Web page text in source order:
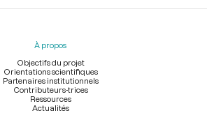
À propos
Objectifs du projet
Orientations scientifiques
Partenaires institutionnels
Contributeurs-trices
Ressources
Actualités